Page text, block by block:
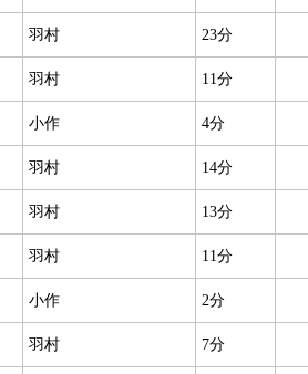
羽村 23分
羽村 11分
小作 4分
羽村 14分
羽村 13分
羽村 11分
小作 2分
羽村 7分